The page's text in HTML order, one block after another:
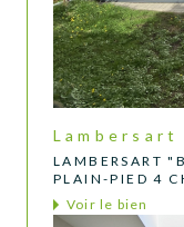
Lambersart
LAMBERSART
PLAIN-PIED 4
Voir le bien